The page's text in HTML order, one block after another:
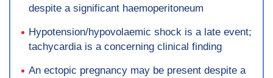
despite a significant haemoperitoneum
Hypotension/hypovolaemic shock is a late event;
tachycardia is a concerning clinical finding
An ectopic pregnancy may be present despite a